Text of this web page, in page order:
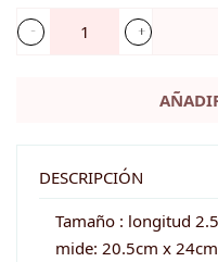
Banderín
-
Moustache
DESCRIPCIÓN
Tamaño : longitud
mide: 20.5cm x 24cm